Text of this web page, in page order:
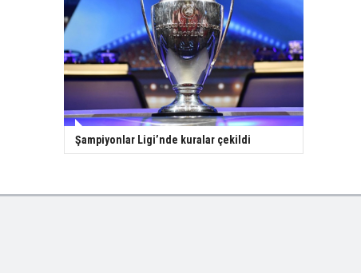
Şampiyonlar Ligi’nde kuralar çekildi